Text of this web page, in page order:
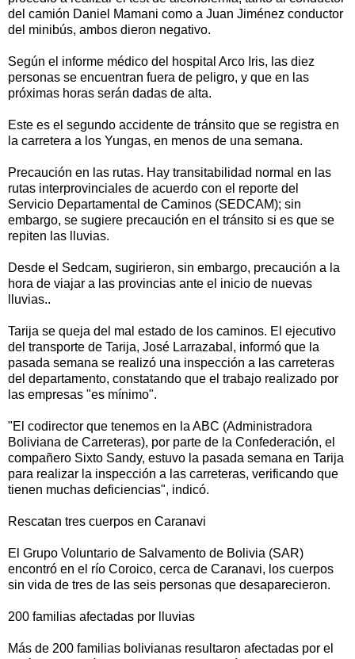
del camión Daniel Mamani como a Juan Jiménez conductor
del minibús, ambos dieron negativo.
Según el informe médico del hospital Arco Iris, las diez
personas se encuentran fuera de peligro, y que en las
próximas horas serán dadas de alta.
Este es el segundo accidente de tránsito que se registra en
la carretera a los Yungas, en menos de una semana.
Precaución en las rutas. Hay transitabilidad normal en las
rutas interprovinciales de acuerdo con el reporte del
Servicio Departamental de Caminos (SEDCAM); sin
embargo, se sugiere precaución en el tránsito si es que se
repiten las lluvias.
Desde el Sedcam, sugirieron, sin embargo, precaución a la
hora de viajar a las provincias ante el inicio de nuevas
lluvias..
Tarija se queja del mal estado de los caminos. El ejecutivo
del transporte de Tarija, José Larrazabal, informó que la
pasada semana se realizó una inspección a las carreteras
del departamento, constatando que el trabajo realizado por
las empresas "es mínimo".
"El codirector que tenemos en la ABC (Administradora
Boliviana de Carreteras), por parte de la Confederación, el
compañero Sixto Sandy, estuvo la pasada semana en Tarija
para realizar la inspección a las carreteras, verificando que
tienen muchas deficiencias", indicó.
Rescatan tres cuerpos en Caranavi
El Grupo Voluntario de Salvamento de Bolivia (SAR)
encontró en el río Coroico, cerca de Caranavi, los cuerpos
sin vida de tres de las seis personas que desaparecieron.
200 familias afectadas por lluvias
Más de 200 familias bolivianas resultaron afectadas por el